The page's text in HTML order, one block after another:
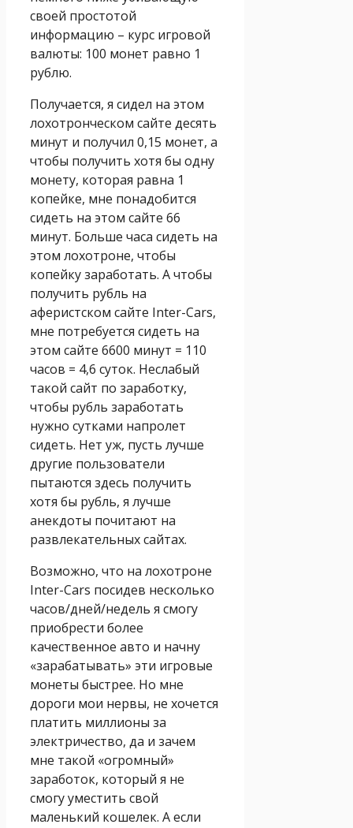
своей простотой
информацию – курс игровой
валюты: 100 монет равно 1
рублю.
Получается, я сидел на этом
лохотронческом сайте десять
минут и получил 0,15 монет, а
чтобы получить хотя бы одну
монету, которая равна 1
копейке, мне понадобится
сидеть на этом сайте 66
минут. Больше часа сидеть на
этом лохотроне, чтобы
копейку заработать. А чтобы
получить рубль на
аферистском сайте Inter-Cars,
мне потребуется сидеть на
этом сайте 6600 минут = 110
часов = 4,6 суток. Неслабый
такой сайт по заработку,
чтобы рубль заработать
нужно сутками напролет
сидеть. Нет уж, пусть лучше
другие пользователи
пытаются здесь получить
хотя бы рубль, я лучше
анекдоты почитают на
развлекательных сайтах.
Возможно, что на лохотроне
Inter-Cars посидев несколько
часов/дней/недель я смогу
приобрести более
качественное авто и начну
«зарабатывать» эти игровые
монеты быстрее. Но мне
дороги мои нервы, не хочется
платить миллионы за
электричество, да и зачем
мне такой «огромный»
заработок, который я не
смогу уместить свой
маленький кошелек. А если